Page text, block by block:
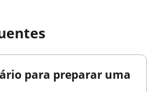
para preparar uma